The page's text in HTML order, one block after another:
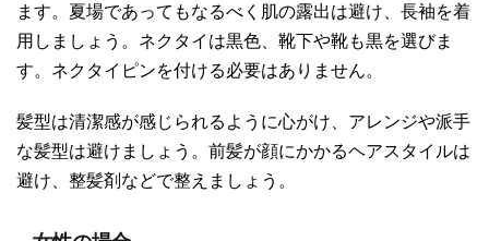
ます。夏場であってもなるべく肌の露出は避け、長袖を着
用しましょう。ネクタイは黒色、靴下や靴も黒を選びま
す。ネクタイピンを付ける必要はありません。
髪型は清潔感が感じられるように心がけ、アレンジや派手
な髪型は避けましょう。前髪が顔にかかるヘアスタイルは
避け、整髪剤などで整えましょう。